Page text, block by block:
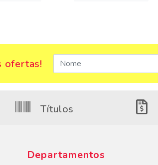
ofertas!
Títulos
Departamentos